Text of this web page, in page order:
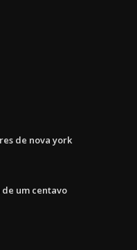
de nova york
um centavo